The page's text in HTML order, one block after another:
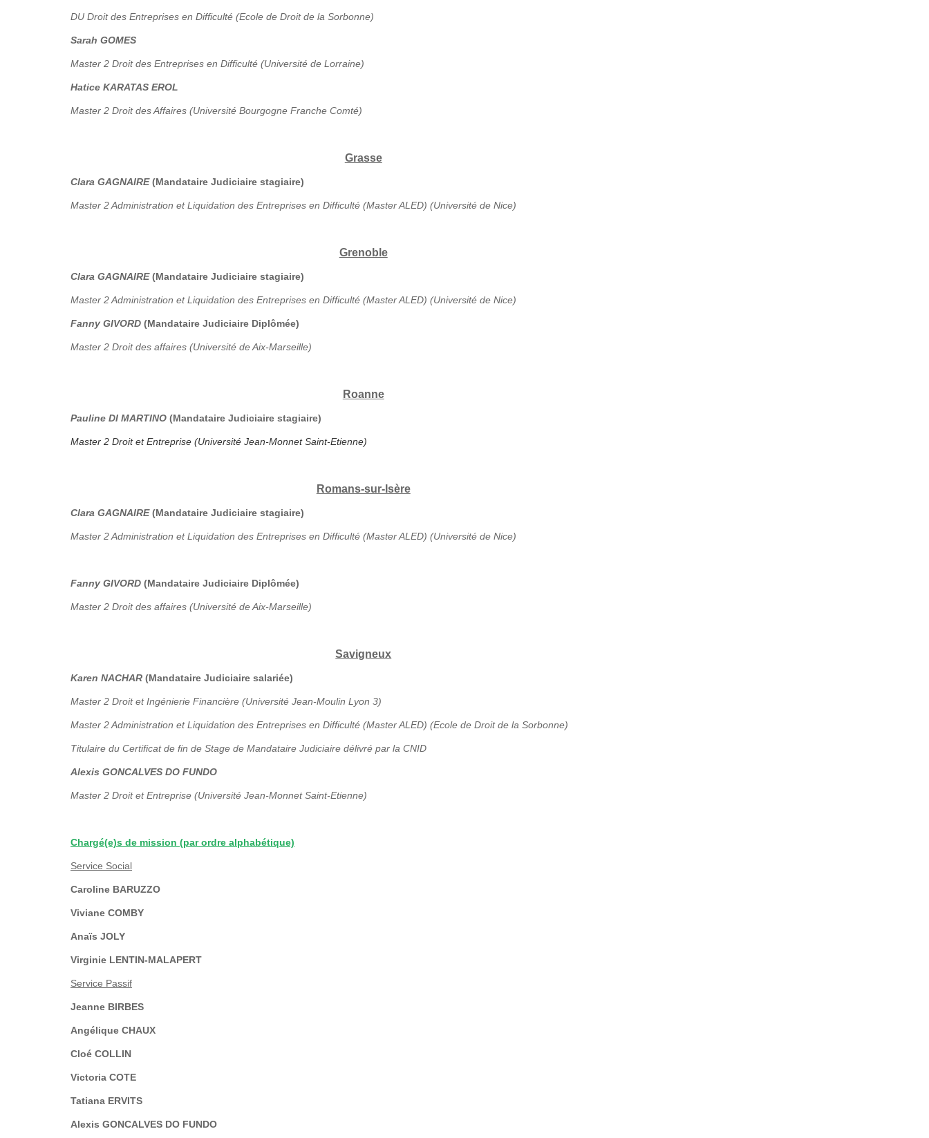
DU Droit des Entreprises en Difficulté (Ecole de Droit de la Sorbonne)
Sarah GOMES
Master 2 Droit des Entreprises en Difficulté (Université de Lorraine)
Hatice KARATAS EROL
Master 2 Droit des Affaires (Université Bourgogne Franche Comté)
Grasse
Clara GAGNAIRE(Mandataire Judiciaire stagiaire)
Master 2 Administration et Liquidation des Entreprises en Difficulté (Master ALED) (Université de Nice)
Grenoble
Clara GAGNAIRE(Mandataire Judiciaire stagiaire)
Master 2 Administration et Liquidation des Entreprises en Difficulté (Master ALED) (Université de Nice)
Fanny GIVORD (Mandataire Judiciaire Diplômée)
Master 2 Droit des affaires (Université de Aix-Marseille)
Roanne
Pauline DI MARTINO (Mandataire Judiciaire stagiaire)
Master 2 Droit et Entreprise (Université Jean-Monnet Saint-Etienne)
Romans-sur-Isère
Clara GAGNAIRE(Mandataire Judiciaire stagiaire)
Master 2 Administration et Liquidation des Entreprises en Difficulté (Master ALED) (Université de Nice)
Fanny GIVORD (Mandataire Judiciaire Diplômée)
Master 2 Droit des affaires (Université de Aix-Marseille)
Savigneux
Karen NACHAR (Mandataire Judiciaire salariée)
Master 2 Droit et Ingénierie Financière (Université Jean-Moulin Lyon 3)
Master 2 Administration et Liquidation des Entreprises en Difficulté (Master ALED) (Ecole de Droit de la Sorbonne)
Titulaire du Certificat de fin de Stage de Mandataire Judiciaire délivré par la CNID
Alexis GONCALVES DO FUNDO
Master 2 Droit et Entreprise (Université Jean-Monnet Saint-Etienne)
Chargé(e)s de mission (par ordre alphabétique)
Service Social
Caroline BARUZZO
Viviane COMBY
Anaïs JOLY
Virginie LENTIN-MALAPERT
Service Passif
Jeanne BIRBES
Angélique CHAUX
Cloé COLLIN
Victoria COTE
Tatiana ERVITS
Alexis GONCALVES DO FUNDO